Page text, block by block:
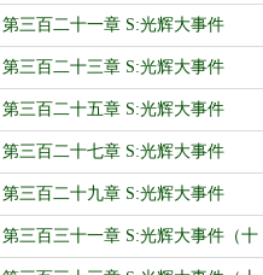
第三百二十一章 S:光辉大事件
（一）
第三百二十三章 S:光辉大事件
（三）
第三百二十五章 S:光辉大事件
（五）
第三百二十七章 S:光辉大事件
（七）
第三百二十九章 S:光辉大事件
（九）
第三百三十一章 S:光辉大事件（十